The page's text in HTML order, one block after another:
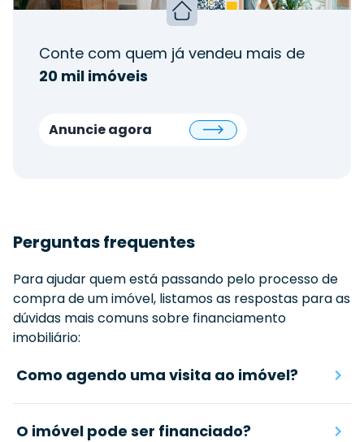
Conte com quem já vendeu mais de
20 mil imóveis
Anuncie agora
Perguntas frequentes
Para ajudar quem está passando pelo processo de
compra de um imóvel, listamos as respostas para as
dúvidas mais comuns sobre financiamento
imobiliário:
Como agendo uma visita ao imóvel?
O imóvel pode ser financiado?